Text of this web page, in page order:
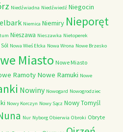
Niedźwiadna Niedźwiedź Niegocin
Niemica Niemiry Nieporęt
Nieszawa Nieszawka Nietoperek
Nowa Wieś Ełcka Nowa Wrona Nowe Brzesko
Miasto Nowe Miasto
Ramoty Nowe Ramuki Nowe
Nowiny Nowogard Nowogrodziec
Nowy Korczyn Nowy Sącz Nowy Tomyśl
Nur Nyborg Obierwia Obroki Obryte